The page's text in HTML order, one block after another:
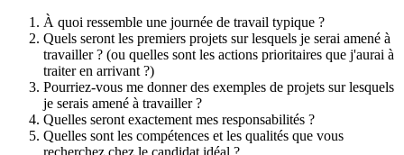
À quoi ressemble une journée de travail typique ?
Quels seront les premiers projets sur lesquels je serai amené à
travailler ? (ou quelles sont les actions prioritaires que j'aurai à
traiter en arrivant ?)
Pourriez-vous me donner des exemples de projets sur lesquels
je serais amené à travailler ?
Quelles seront exactement mes responsabilités ?
Quelles sont les compétences et les qualités que vous
recherchez chez le candidat idéal ?